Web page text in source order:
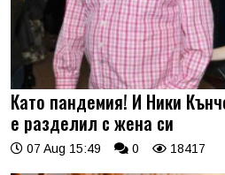
Като пандемия! И Ники
е разделил с жена си
07 Aug 15:49 0 18417